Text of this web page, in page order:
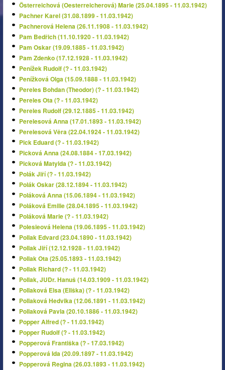
Österreichová (Oesterreicherová) Marie (25.04.1895 - 11.03.1942)
Pachner Karel (31.08.1899 - 11.03.1942)
Pachnerová Helena (26.11.1908 - 11.03.1942)
Pam Bedřich (11.10.1920 - 11.03.1942)
Pam Oskar (19.09.1885 - 11.03.1942)
Pam Zdenko (17.12.1928 - 11.03.1942)
Penížek Rudolf (? - 11.03.1942)
Penížková Olga (15.09.1888 - 11.03.1942)
Pereles Bohdan (Theodor) (? - 11.03.1942)
Pereles Ota (? - 11.03.1942)
Pereles Rudolf (29.12.1885 - 11.03.1942)
Perelesová Anna (17.01.1893 - 11.03.1942)
Perelesová Věra (22.04.1924 - 11.03.1942)
Pick Eduard (? - 11.03.1942)
Picková Anna (24.08.1884 - 17.03.1942)
Picková Matylda (? - 11.03.1942)
Polák Jiří (? - 11.03.1942)
Polák Oskar (28.12.1894 - 11.03.1942)
Poláková Anna (15.06.1894 - 11.03.1942)
Poláková Emilie (28.04.1895 - 11.03.1942)
Poláková Marie (? - 11.03.1942)
Polesieová Helena (19.06.1895 - 11.03.1942)
Pollak Edvard (23.04.1890 - 11.03.1942)
Pollak Jiří (12.12.1928 - 11.03.1942)
Pollak Ota (25.05.1893 - 11.03.1942)
Pollak Richard (? - 11.03.1942)
Pollak, JUDr. Hanuš (14.03.1909 - 11.03.1942)
Pollaková Elsa (Eliška) (? - 11.03.1942)
Pollaková Hedvika (12.06.1891 - 11.03.1942)
Pollaková Pavla (20.10.1886 - 11.03.1942)
Popper Alfred (? - 11.03.1942)
Popper Rudolf (? - 11.03.1942)
Popperová Františka (? - 17.03.1942)
Popperová Ida (20.09.1897 - 11.03.1942)
Popperová Regina (26.03.1893 - 11.03.1942)